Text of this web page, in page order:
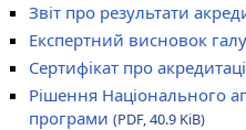
Звіт про результати
Експертний висновок
Сертифікат про
Рішення Національного
програми (PDF, 40.9 KiB)